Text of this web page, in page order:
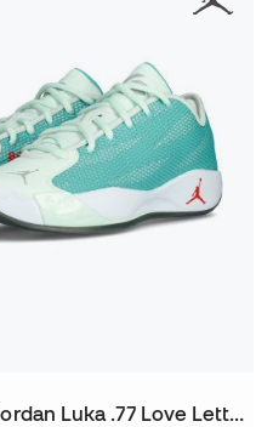
Chaussures Jordan Luka .77 Love Letter